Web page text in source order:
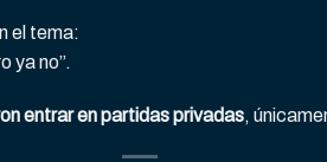
el tema:
ya no”.
entrar en partidas privadas,